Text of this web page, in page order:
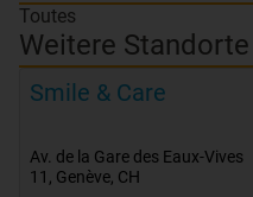
Toutes
Weitere Standorte
Smile & Care
Av. de la Gare des Eaux-Vives
11 , Genève, CH